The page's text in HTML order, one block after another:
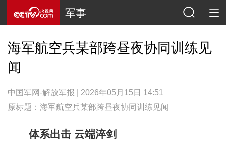
军事
海军航空兵某部跨昼夜协同训练见
闻
中国军网-解放军报 | 2026年05月15日 14:51
原标题：海军航空兵某部跨昼夜协同训练见闻
体系出击 云端淬剑